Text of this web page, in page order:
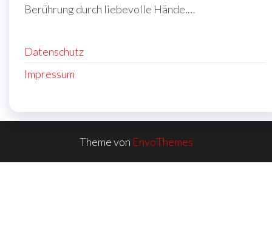
Berührung durch liebevolle Hände.…
Datenschutz
Impressum
Theme von EnvoThemes